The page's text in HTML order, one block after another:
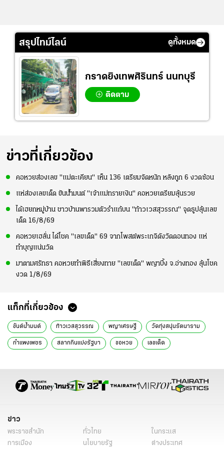
สรุปไทม์ไลน์ ดูทั้งหมด
กราดยิงเทพศิรินทร์ นนทบุรี
ติดตาม
ข่าวที่เกี่ยวข้อง
คอหวยส่องเลข "แม่ตะเคียน" เห็น 136 เตรียมจัดหนัก หลังถูก 6 งวดซ้อน
แห่ส่องเลขเด็ด ขันน้ำมนต์ "เจ้าแม่ทรายเงิน" คอหวยเตรียมลุ้นรวย
ได้เฮยกหมู่บ้าน ชาวบ้านพารวมตัวรำแก้บน "ท้าวเวสสุวรรณ" จุดธูปลุ้นเลข
เด็ด 16/8/69
คอหวยเฮลั่น ได้โชค "เลขเด็ด" 69 จากโพสต์พระเกจิดังวัดดอนทอง แห่
ทำบุญแน่นวัด
มาตามศรัทธา คอหวยทำพิธีเสี่ยงทาย "เลขเด็ด" พญาบึ้ง จ.อ่างทอง ลุ้นโชค
งวด 1/8/69
แท็กที่เกี่ยวข้อง
ขันต์น้ำมนต์ ท้าวเวสสุวรรณ พญาเศรษฐี วัดทุ่งสนุ่นรัตนาราม
กำแพงเพชร สลากกินแบ่งรัฐบา ขอหวย เลขเด็ด
ข่าว
พระราชสำนัก ทั่วไทย
ในกระแส
การเมือง
นโยบายรัฐ
ต่างประเทศ